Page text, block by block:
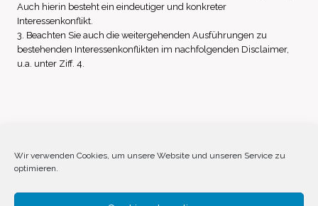
Wir verwenden Cookies, um unsere Website und unseren Service zu
optimieren.
Auch hierin besteht ein eindeutiger und konkreter
Interessenkonflikt.
3. Beachten Sie auch die weitergehenden Ausführungen zu
bestehenden Interessenkonflikten im nachfolgenden Disclaimer,
u.a. unter Ziff. 4.
Impressum Datenschutz
Disclaimer